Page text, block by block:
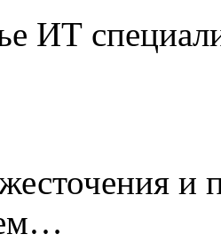
ИТ
и